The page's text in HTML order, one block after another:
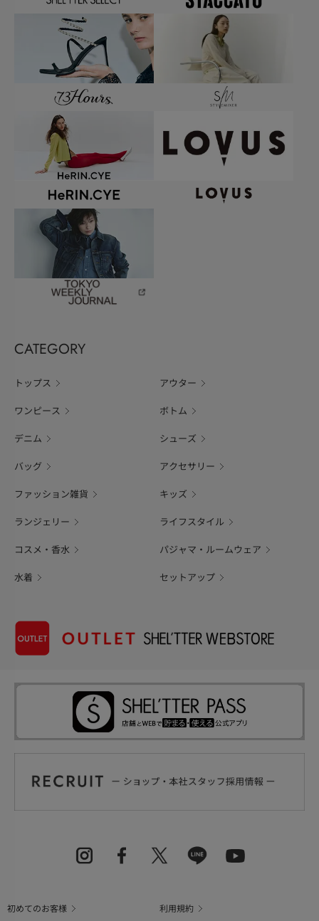
CATEGORY
トップス アウター
ワンピース ボトム
デニム シューズ
バッグ アクセサリー
ファッション雑貨 キッズ
ランジェリー ライフスタイル
コスメ・香水 パジャマ・ルームウェア
水着 セットアップ
初めてのお客様 利用規約